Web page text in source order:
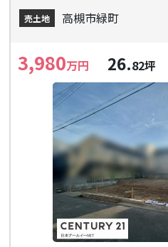
売土地 高槻市緑町
3,980万円 26.82坪